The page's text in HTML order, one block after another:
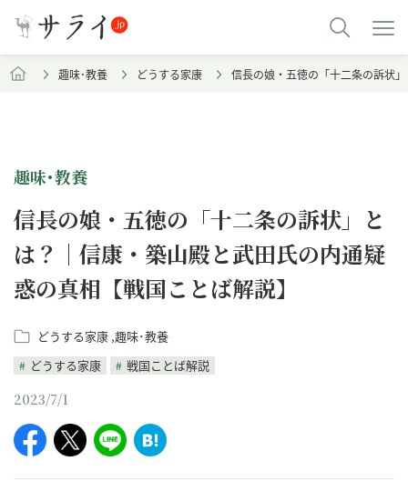
趣味･教養 どうする家康 信長の娘・五徳の「十二条の訴状
趣味･教養
信長の娘・五徳の「十二条の訴状」と
は？｜信康・築山殿と武田氏の内通疑
惑の真相【戦国ことば解説】
どうする家康 趣味･教養
どうする家康
戦国ことば解説
2023/7/1